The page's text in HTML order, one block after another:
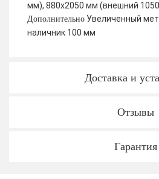
мм), 880х2050 мм (внешний
Дополнительно Увеличенный
наличник 100 мм
Доставка и
Отзывы
Гарантия